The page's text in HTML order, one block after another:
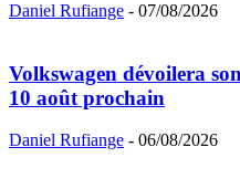
Daniel Rufiange - 07/08/2026
Volkswagen dévoilera
10 août prochain
Daniel Rufiange - 06/08/2026